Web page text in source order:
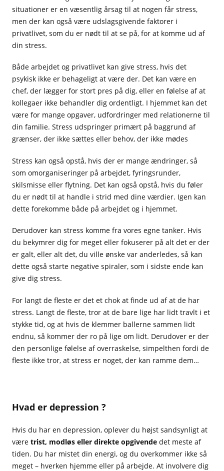
situationer er en væsentlig årsag til at nogen får stress,
men der kan også være udslagsgivende faktorer i
privatlivet, som du er nødt til at se på, for at komme ud af
din stress.
Både arbejdet og privatlivet kan give stress, hvis det
psykisk ikke er behageligt at være der. Det kan være en
chef, der lægger for stort pres på dig, eller en følelse af at
kollegaer ikke behandler dig ordentligt. I hjemmet kan det
være for mange opgaver, udfordringer med relationerne til
din familie. Stress udspringer primært på baggrund af
grænser, der ikke sættes eller behov, der ikke mødes
Stress kan også opstå, hvis der er mange ændringer, så
som omorganiseringer på arbejdet, fyringsrunder,
skilsmisse eller flytning. Det kan også opstå, hvis du føler
du er nødt til at handle i strid med dine værdier. Igen kan
dette forekomme både på arbejdet og i hjemmet.
Derudover kan stress komme fra vores egne tanker. Hvis
du bekymrer dig for meget eller fokuserer på alt det er der
er galt, eller alt det, du ville ønske var anderledes, så kan
dette også starte negative spiraler, som i sidste ende kan
give dig stress.
For langt de fleste er det et chok at finde ud af at de har
stress. Langt de fleste, tror at de bare lige har lidt travlt i et
stykke tid, og at hvis de klemmer ballerne sammen lidt
endnu, så kommer der ro på lige om lidt. Derudover er der
den personlige følelse af overraskelse, simpelthen fordi de
fleste ikke tror, at stress er noget, der kan ramme dem…
Hvad er depression ?
Hvis du har en depression, oplever du højst sandsynligt at
være trist, modløs eller direkte opgivende det meste af
tiden. Du har mistet din energi, og du overkommer ikke så
meget – hverken hjemme eller på arbejde. At involvere dig